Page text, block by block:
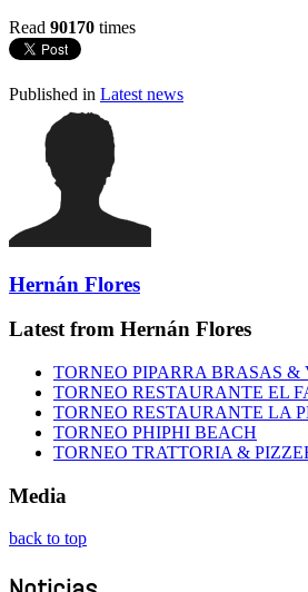
Read 90170 times
Published in Latest news
Hernán Flores
Latest from Hernán Flores
TORNEO PIPARRA BRASAS &
TORNEO RESTAURANTE EL
TORNEO RESTAURANTE LA
TORNEO PHIPHI BEACH
TORNEO TRATTORIA &
Media
back to top